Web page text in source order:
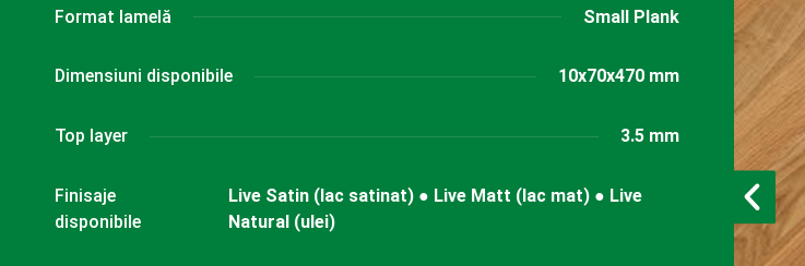
Format lamelă Small Plank
Dimensiuni disponibile 10x70x470 mm
Top layer 3.5 mm
Finisaje
disponibile
Live Satin (lac satinat) ● Live Matt (lac mat) ● Live
Natural (ulei)